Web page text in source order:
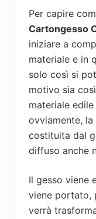
Per capire
Cartongesso
iniziare a
materiale e in
solo così si
motivo sia
materiale
ovviamente,
costituita dal
diffuso anche
Il gesso viene
viene portato,
verrà